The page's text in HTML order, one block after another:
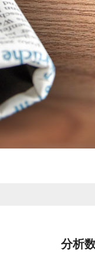
分析